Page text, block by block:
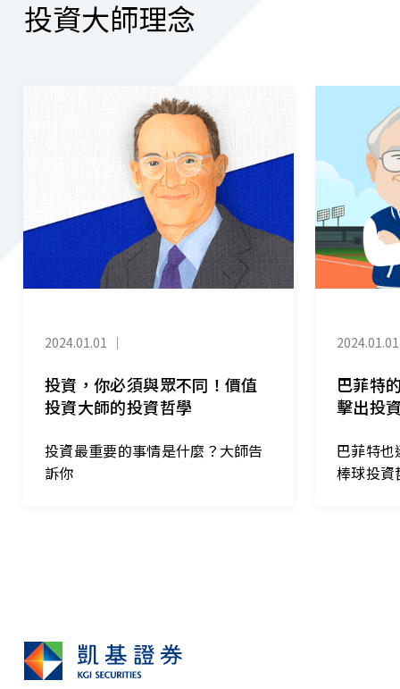
投資大師理念
2024.01.01 ｜
投資，你必須與眾不同！價值
投資大師的投資哲學
投資最重要的事情是什麼？大師告
訴你
2024.01.01
巴菲特
擊出投
巴菲特
棒球投資